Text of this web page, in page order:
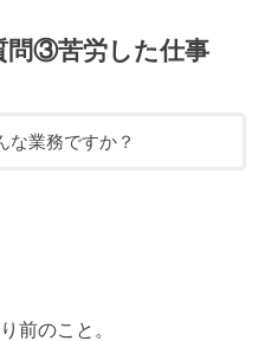
問③苦労した仕事
な業務ですか？
前のこと。